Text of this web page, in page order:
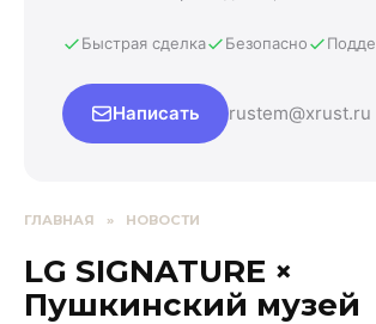
Быстрая сделка Безопасно
Написать rustem@xrust.ru
ГЛАВНАЯ » НОВОСТИ
LG SIGNATURE ×
Пушкинский музей